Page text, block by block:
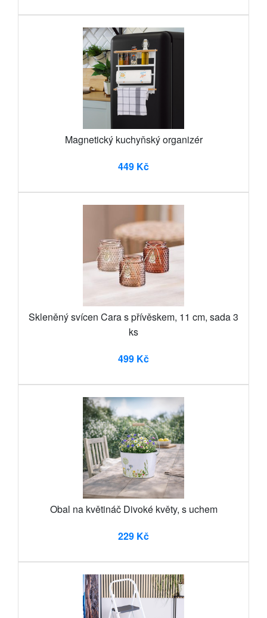
Magnetický kuchyňský organizér
449 Kč
Skleněný svícen Cara s přívěskem, 11 cm, sada 3
ks
499 Kč
Obal na květináč Divoké květy, s uchem
229 Kč